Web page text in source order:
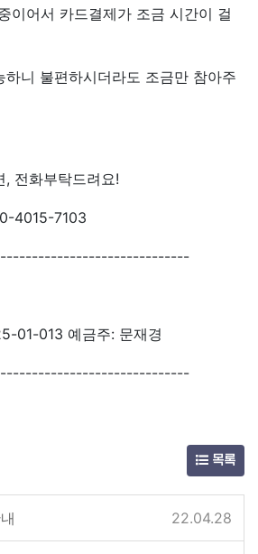
이어서 카드결제가 조금 시간이 걸
하니 불편하시더라도 조금만 참아주
, 전화부탁드려요!
4015-7103
01-013 예금주: 문재경
목록
22.04.28